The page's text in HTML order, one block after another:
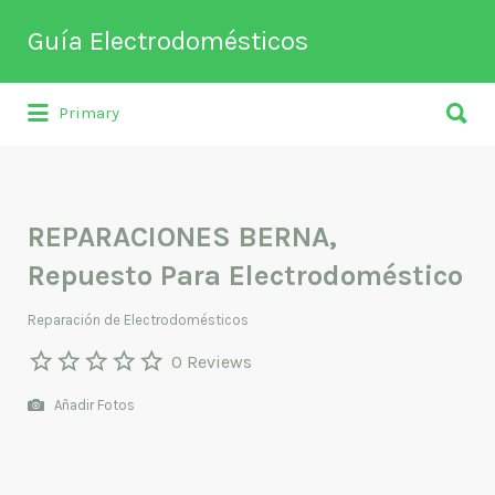
Guía Electrodomésticos
Directorio de empresas relacionadas
Buscar
por:
Primary
por:
REPARACIONES BERNA,
Repuesto Para Electrodoméstico
Reparación de Electrodomésticos
0 Reviews
Añadir Fotos